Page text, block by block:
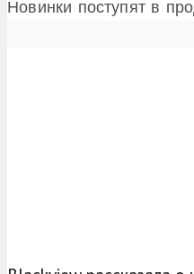
Новинки поступят в